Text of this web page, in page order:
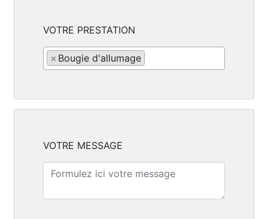
VOTRE PRESTATION
× Bougie d'allumage
VOTRE MESSAGE